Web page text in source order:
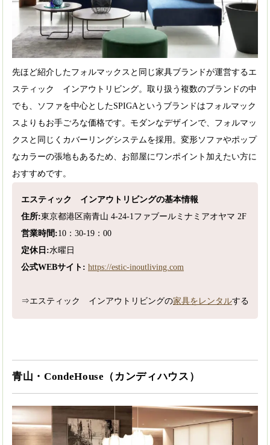
先ほど紹介したフォルマックスと同じ家具ブランドが運営するエ
スティック インアウトリビング。取り扱う複数のブランドの中
でも、ソファを中心としたSPIGAというブランドはフォルマック
スよりもお手ごろな価格です。モダンなデザインで、フォルマッ
クスと同じくカバーリングシステムを採用。変形ソファやポップ
なカラーの張地もあるため、お部屋にワンポイント加えたい方に
おすすめです。
エスティック インアウトリビングの基本情報
住所:東京都港区南青山 4-24-1ファブールミナミアオヤマ 2F
営業時間:10：30-19：00
定休日:水曜日
公式WEBサイト: https://estic-inoutliving.com
⇒エスティック インアウトリビングの家具をレンタルする
青山・CondeHouse（カンディハウス）